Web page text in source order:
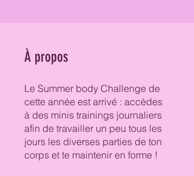
À propos
Le Summer body Challenge de
cette année est arrivé : accèdes
à des minis trainings journaliers
afin de travailler un peu tous les
jours les diverses parties de ton
corps et te maintenir en forme !